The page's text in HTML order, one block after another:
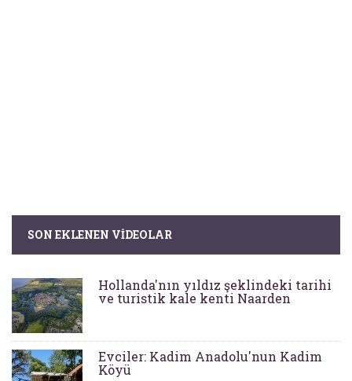
SON EKLENEN VIDEOLAR
Hollanda'nın yıldız şeklindeki tarihi
ve turistik kale kenti Naarden
Evciler: Kadim Anadolu'nun Kadim
Köyü